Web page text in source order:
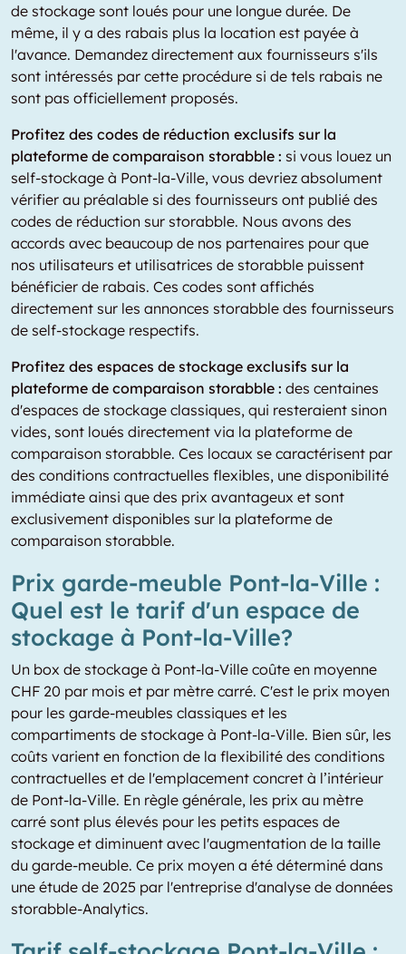
de stockage sont loués pour une longue durée. De
même, il y a des rabais plus la location est payée à
l'avance. Demandez directement aux fournisseurs s'ils
sont intéressés par cette procédure si de tels rabais ne
sont pas officiellement proposés.
Profitez des codes de réduction exclusifs sur la
plateforme de comparaison storabble : si vous louez un
self-stockage à Pont-la-Ville, vous devriez absolument
vérifier au préalable si des fournisseurs ont publié des
codes de réduction sur storabble. Nous avons des
accords avec beaucoup de nos partenaires pour que
nos utilisateurs et utilisatrices de storabble puissent
bénéficier de rabais. Ces codes sont affichés
directement sur les annonces storabble des fournisseurs
de self-stockage respectifs.
Profitez des espaces de stockage exclusifs sur la
plateforme de comparaison storabble : des centaines
d'espaces de stockage classiques, qui resteraient sinon
vides, sont loués directement via la plateforme de
comparaison storabble. Ces locaux se caractérisent par
des conditions contractuelles flexibles, une disponibilité
immédiate ainsi que des prix avantageux et sont
exclusivement disponibles sur la plateforme de
comparaison storabble.
Prix garde-meuble Pont-la-Ville :
Quel est le tarif d'un espace de
stockage à Pont-la-Ville?
Un box de stockage à Pont-la-Ville coûte en moyenne
CHF 20 par mois et par mètre carré. C'est le prix moyen
pour les garde-meubles classiques et les
compartiments de stockage à Pont-la-Ville. Bien sûr, les
coûts varient en fonction de la flexibilité des conditions
contractuelles et de l'emplacement concret à l’intérieur
de Pont-la-Ville. En règle générale, les prix au mètre
carré sont plus élevés pour les petits espaces de
stockage et diminuent avec l'augmentation de la taille
du garde-meuble. Ce prix moyen a été déterminé dans
une étude de 2025 par l'entreprise d'analyse de données
storabble-Analytics.